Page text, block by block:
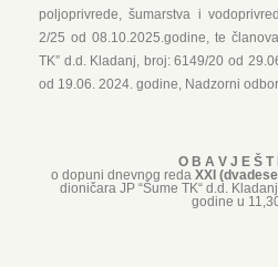
poljoprivrede, šumarstva i
2/25 od 08.10.2025.godine, te
TK” d.d. Kladanj, broj: 6149/20 od
od 19.06. 2024. godine, Nadzorni
O B A V J E Š T
o dopuni dnevnog reda XXI
dioničara JP “Šume TK“ d.d.
godine u